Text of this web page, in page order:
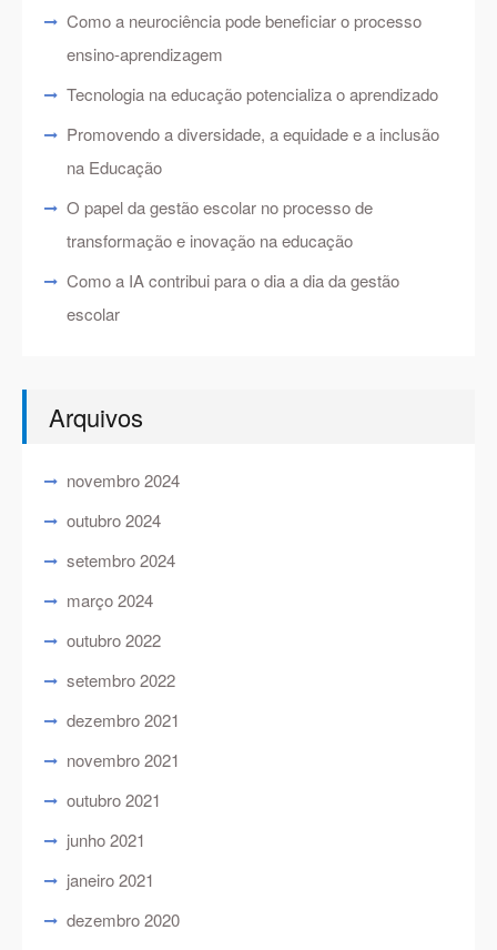
Como a neurociência pode beneficiar o processo
ensino-aprendizagem
Tecnologia na educação potencializa o aprendizado
Promovendo a diversidade, a equidade e a inclusão
na Educação
O papel da gestão escolar no processo de
transformação e inovação na educação
Como a IA contribui para o dia a dia da gestão
escolar
Arquivos
novembro 2024
outubro 2024
setembro 2024
março 2024
outubro 2022
setembro 2022
dezembro 2021
novembro 2021
outubro 2021
junho 2021
janeiro 2021
dezembro 2020